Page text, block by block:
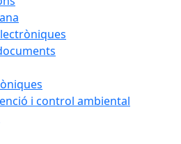
i control ambiental